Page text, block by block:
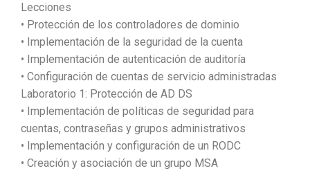
Lecciones
• Protección de los controladores de dominio
• Implementación de la seguridad de la cuenta
• Implementación de autenticación de auditoría
• Configuración de cuentas de servicio administradas
Laboratorio 1: Protección de AD DS
• Implementación de políticas de seguridad para
cuentas, contraseñas y grupos administrativos
• Implementación y configuración de un RODC
• Creación y asociación de un grupo MSA